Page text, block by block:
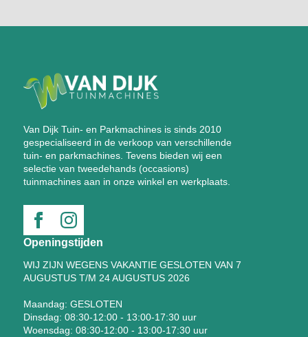
Van Dijk Tuin- en Parkmachines is sinds 2010
gespecialiseerd in de verkoop van verschillende
tuin- en parkmachines. Tevens bieden wij een
selectie van tweedehands (occasions)
tuinmachines aan in onze winkel en werkplaats.
Openingstijden
WIJ ZIJN WEGENS VAKANTIE GESLOTEN VAN 7
AUGUSTUS T/M 24 AUGUSTUS 2026
Maandag: GESLOTEN
Dinsdag: 08:30-12:00 - 13:00-17:30 uur
Woensdag: 08:30-12:00 - 13:00-17:30 uur